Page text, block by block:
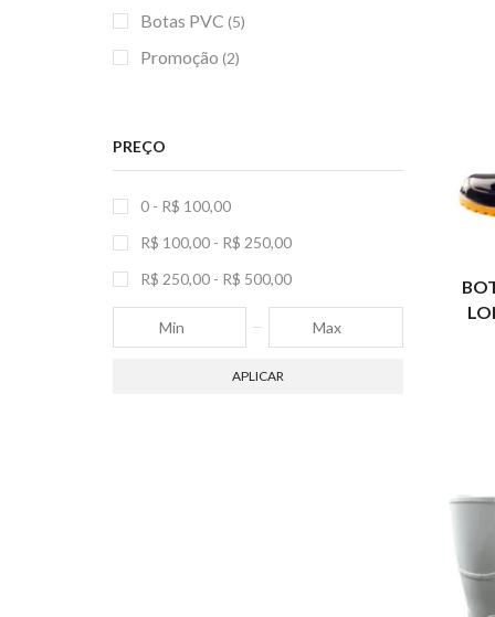
Botas PVC (5)
Promoção (2)
PREÇO
0 - R$ 100,00
R$ 100,00 - R$ 250,00
R$ 250,00 - R$ 500,00
APLICAR